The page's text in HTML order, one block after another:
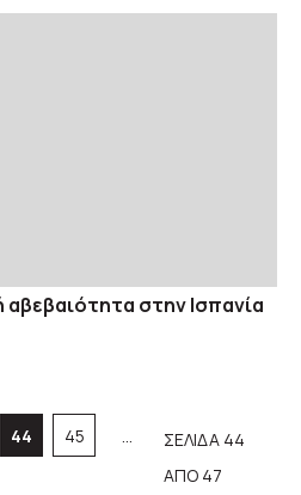
αβεβαιότητα στην Ισπανία
Σελίδα
44 Σελίδα
45
…
ΣΕΛΙΔΑ 44
ΑΠΟ 47